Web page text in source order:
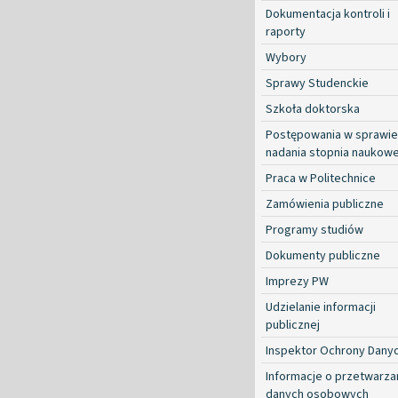
Dokumentacja kontroli i
raporty
Wybory
Sprawy Studenckie
Szkoła doktorska
Postępowania w sprawie
nadania stopnia
Praca w Politechnice
Zamówienia publiczne
Programy studiów
Dokumenty publiczne
Imprezy PW
Udzielanie informacji
publicznej
Inspektor Ochrony
Informacje o
danych osobowych